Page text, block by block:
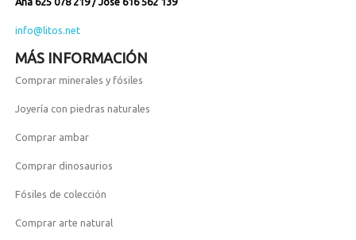
info@litos.net
MÁS INFORMACIÓN
Comprar minerales y fósiles
Joyería con piedras naturales
Comprar ambar
Comprar dinosaurios
Fósiles de colección
Comprar arte natural